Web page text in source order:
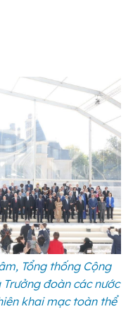
Tổng thống Cộng
đoàn các nước
khai mạc toàn thể